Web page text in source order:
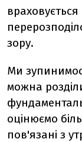
зору.
Ми
можна
оцінюємо
пов'язані з